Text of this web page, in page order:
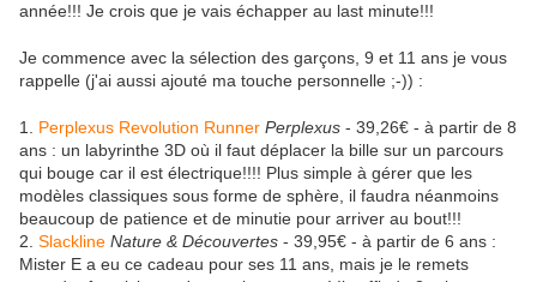
année!!! Je crois que je vais échapper au last minute!!!
Je commence avec la sélection des garçons, 9 et 11 ans je vous
rappelle (j'ai aussi ajouté ma touche personnelle ;-)) :
1. Perplexus Revolution Runner Perplexus - 39,26€ - à partir de 8
ans : un labyrinthe 3D où il faut déplacer la bille sur un parcours
qui bouge car il est électrique!!!! Plus simple à gérer que les
modèles classiques sous forme de sphère, il faudra néanmoins
beaucoup de patience et de minutie pour arriver au bout!!!
2. Slackline Nature & Découvertes - 39,95€ - à partir de 6 ans :
Mister E a eu ce cadeau pour ses 11 ans, mais je le remets